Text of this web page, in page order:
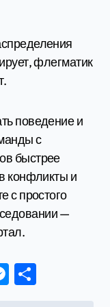
флегматик
поведение и
с
быстрее
конфликты и
с простого
—